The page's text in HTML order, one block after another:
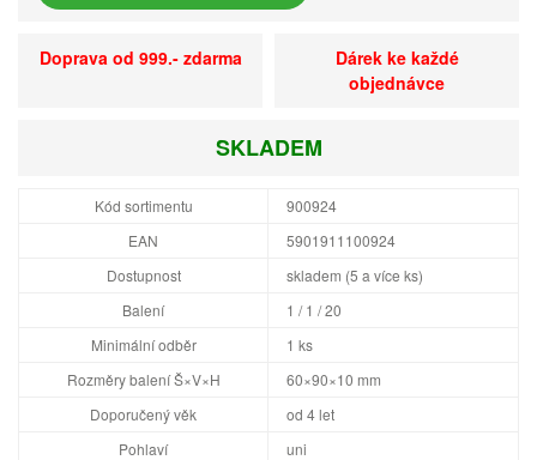
Doprava od 999.- zdarma
Dárek ke každé
objednávce
SKLADEM
Kód sortimentu
900924
EAN
5901911100924
Dostupnost
skladem (5 a více ks)
Balení
1 / 1 / 20
Minimální odběr
1 ks
Rozměry balení Š×V×H
60×90×10 mm
Doporučený věk
od 4 let
Pohlaví
uni